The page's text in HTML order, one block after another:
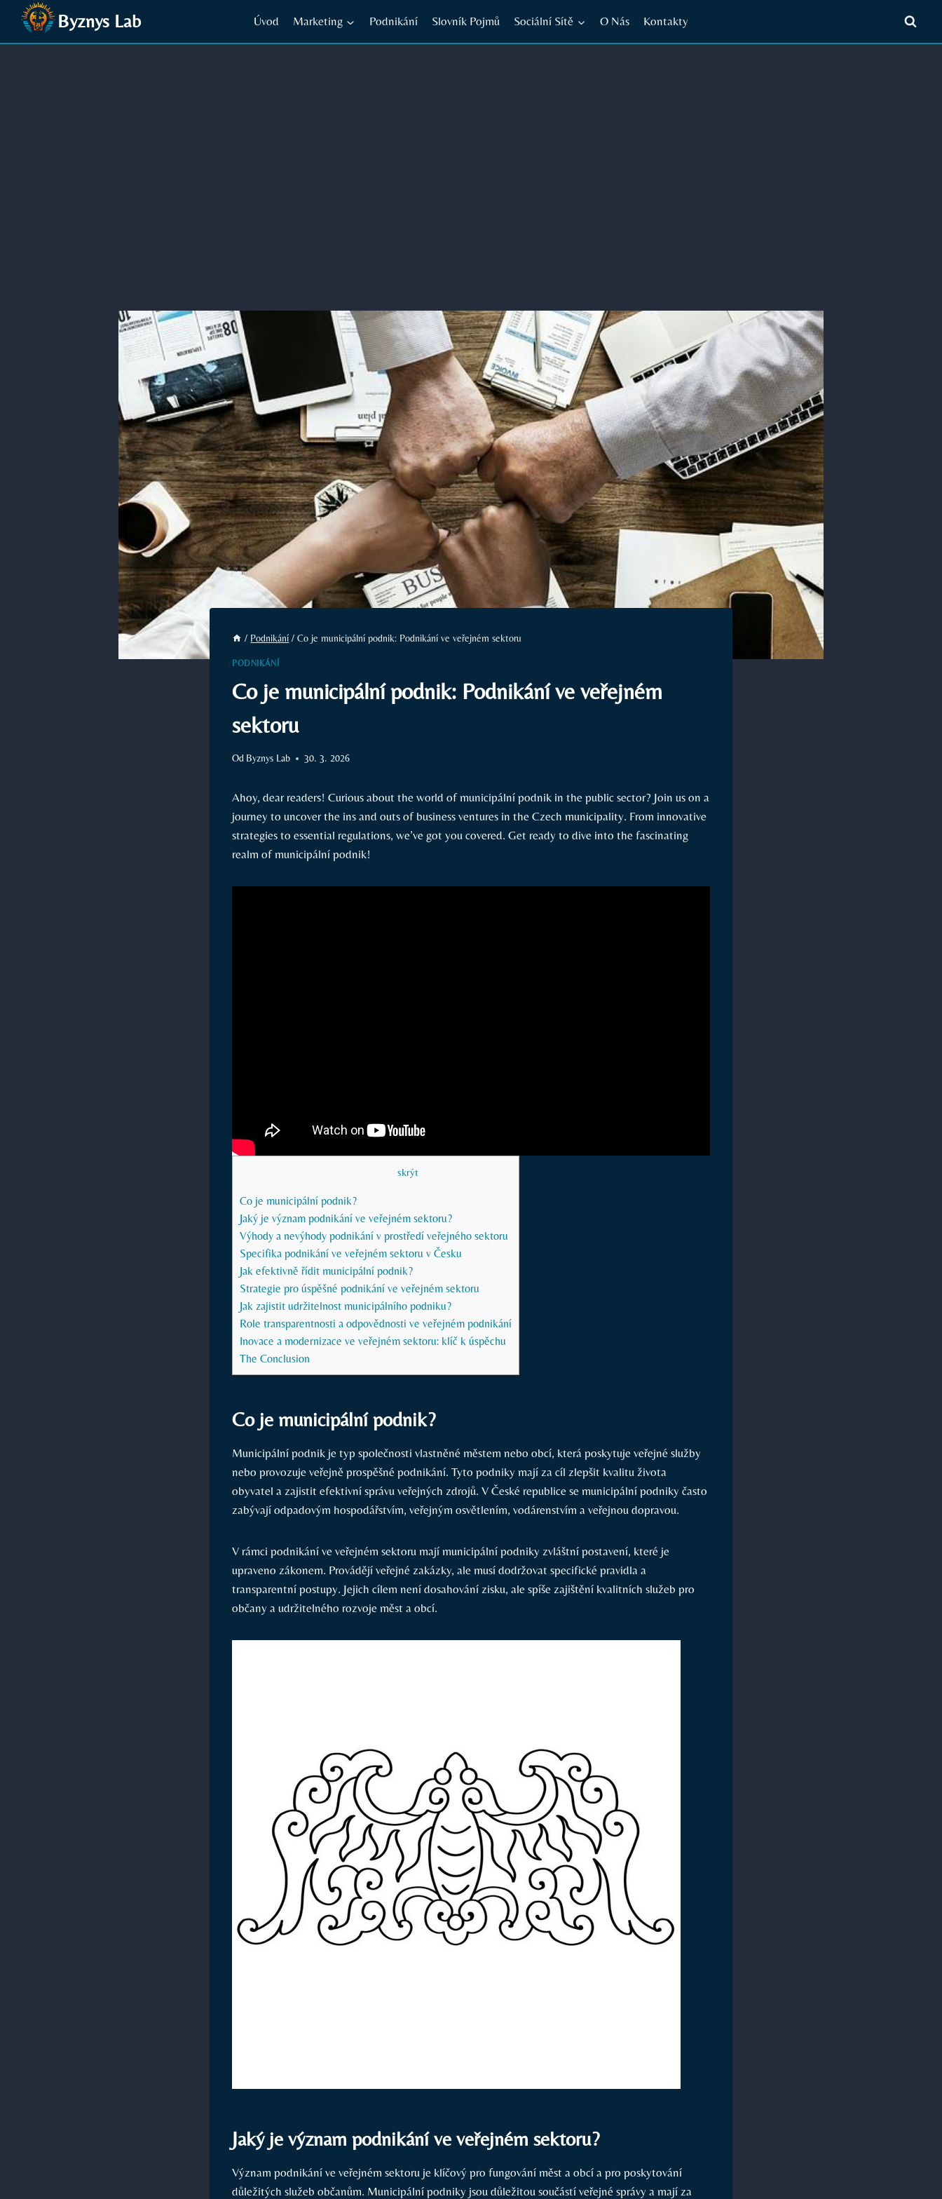
Přeskočit
obsah
Byznys Lab Úvod Marketing Podnikání Slovník Pojmů Sociální Sítě O Nás Kontakty
/ Podnikání / Co je municipální podnik: Podnikání ve veřejném sektoru
PODNIKÁNÍ
Co je municipální podnik: Podnikání ve veřejném
sektoru
Od Byznys Lab 30. 3. 2026
Ahoy, dear readers! Curious about the world of municipální podnik in the public sector? Join us on a
journey to uncover the ins and outs of business ventures in the Czech municipality. From innovative
strategies to essential regulations, we’ve got you covered. Get ready to dive into the fascinating
realm of municipální podnik!
skrýt]
Co je municipální podnik?
Jaký je význam podnikání ve veřejném sektoru?
Výhody a nevýhody podnikání v prostředí veřejného sektoru
Specifika podnikání ve veřejném sektoru v Česku
Jak efektivně řídit municipální podnik?
Strategie pro úspěšné podnikání ve veřejném sektoru
Jak zajistit udržitelnost municipálního podniku?
Role transparentnosti a odpovědnosti ve veřejném podnikání
Inovace a modernizace ve veřejném sektoru: klíč k úspěchu
The Conclusion
Co je municipální podnik?
Municipální podnik je typ společnosti vlastněné městem nebo obcí, která poskytuje veřejné služby
nebo provozuje veřejně prospěšné podnikání. Tyto podniky mají za cíl zlepšit kvalitu života
obyvatel a zajistit efektivní správu veřejných zdrojů. V České republice se municipální podniky často
zabývají odpadovým hospodářstvím, veřejným osvětlením, vodárenstvím a veřejnou dopravou.
V rámci podnikání ve veřejném sektoru mají municipální podniky zvláštní postavení, které je
upraveno zákonem. Provádějí veřejné zakázky, ale musí dodržovat specifické pravidla a
transparentní postupy. Jejich cílem není dosahování zisku, ale spíše zajištění kvalitních služeb pro
občany a udržitelného rozvoje měst a obcí.
Jaký je význam podnikání ve veřejném sektoru?
Význam podnikání ve veřejném sektoru je klíčový pro fungování měst a obcí a pro poskytování
důležitých služeb občanům. Municipální podniky jsou důležitou součástí veřejné správy a mají za